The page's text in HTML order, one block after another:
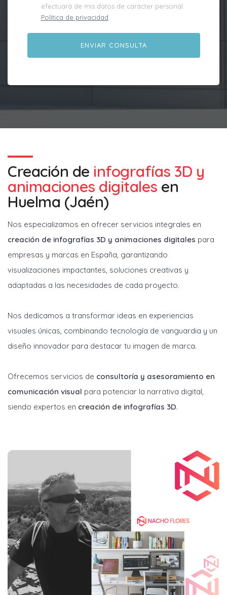
efectuará de mis datos de carácter personal.
Política de privacidad.
Creación de infografías 3D y
animaciones digitales en
Huelma (Jaén)
Nos especializamos en ofrecer servicios integrales en
creación de infografías 3D y animaciones digitales para
empresas y marcas en España, garantizando
visualizaciones impactantes, soluciones creativas y
adaptadas a las necesidades de cada proyecto.
Nos dedicamos a transformar ideas en experiencias
visuales únicas, combinando tecnología de vanguardia y un
diseño innovador para destacar tu imagen de marca.
Ofrecemos servicios de consultoría y asesoramiento en
comunicación visual para potenciar la narrativa digital,
siendo expertos en creación de infografías 3D.